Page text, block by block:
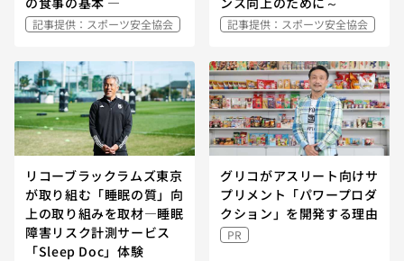
記事提供：スポーツ安全協会 記事提供：スポーツ安全協会
リコーブラックラムズ東京
が取り組む「睡眠の質」向
上の取り組みを取材—睡眠
障害リスク計測サービス
「Sleep Doc」体験
グリコがアスリート向けサ
プリメント「パワープロダ
クション」を開発する理由
PR